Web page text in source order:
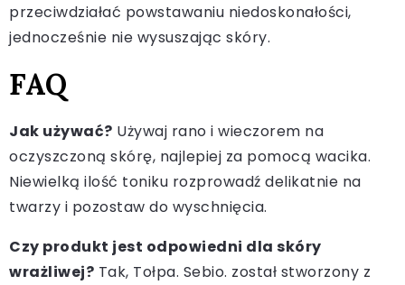
przeciwdziałać powstawaniu niedoskonałości,
jednocześnie nie wysuszając skóry.
FAQ
Jak używać? Używaj rano i wieczorem na
oczyszczoną skórę, najlepiej za pomocą wacika.
Niewielką ilość toniku rozprowadź delikatnie na
twarzy i pozostaw do wyschnięcia.
Czy produkt jest odpowiedni dla skóry
wrażliwej? Tak, Tołpa. Sebio. został stworzony z